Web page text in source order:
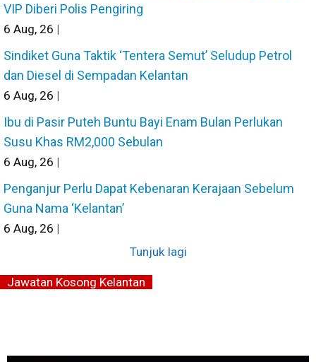
VIP Diberi Polis Pengiring
6 Aug, 26 |
Sindiket Guna Taktik ‘Tentera Semut’ Seludup Petrol
dan Diesel di Sempadan Kelantan
6 Aug, 26 |
Ibu di Pasir Puteh Buntu Bayi Enam Bulan Perlukan
Susu Khas RM2,000 Sebulan
6 Aug, 26 |
Penganjur Perlu Dapat Kebenaran Kerajaan Sebelum
Guna Nama ‘Kelantan’
6 Aug, 26 |
Tunjuk lagi
Jawatan Kosong Kelantan